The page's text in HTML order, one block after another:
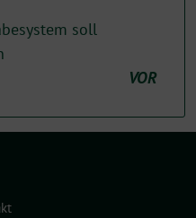
soll
VOR